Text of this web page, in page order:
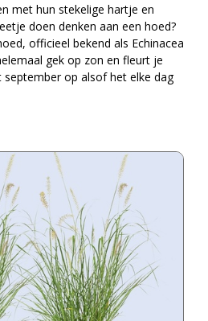
met hun stekelige hartje en
doen denken aan een hoed?
officieel bekend als Echinacea
gek op zon en fleurt je
op alsof het elke dag